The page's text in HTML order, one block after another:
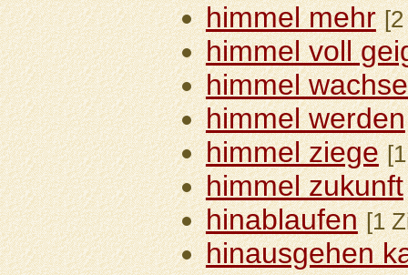
himmel mehr
himmel voll
himmel
himmel werden
himmel ziege
himmel zukunft
hinablaufen [1
hinausgehen